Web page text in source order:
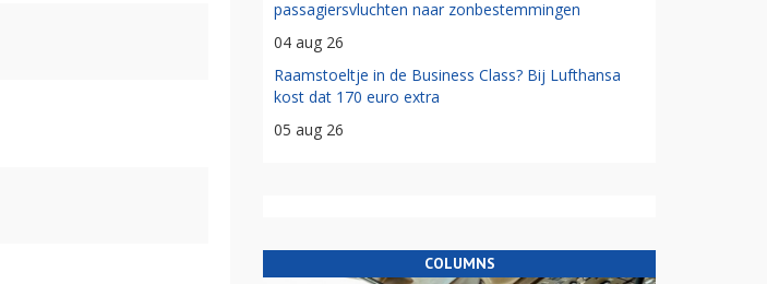
passagiersvluchten naar zonbestemmingen
04 aug 26
Raamstoeltje in de Business Class? Bij Lufthansa
kost dat 170 euro extra
05 aug 26
COLUMNS